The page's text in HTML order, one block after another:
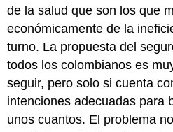
de la salud que son los que
económicamente de la
turno. La propuesta del
todos los colombianos es
seguir, pero solo si cuenta
intenciones adecuadas para
unos cuantos. El problema